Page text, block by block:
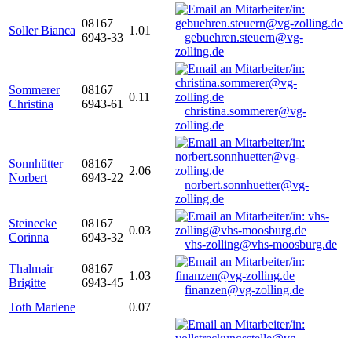
Soller Bianca
08167
6943-33
1.01
gebuehren.steuern@vg-
zolling.de
Sommerer
Christina
08167
6943-61
0.11
christina.sommerer@vg-
zolling.de
Sonnhütter
Norbert
08167
6943-22
2.06
norbert.sonnhuetter@vg-
zolling.de
Steinecke
Corinna
08167
6943-32
0.03
vhs-zolling@vhs-moosburg.de
Thalmair
Brigitte
08167
6943-45
1.03
finanzen@vg-zolling.de
Toth Marlene
0.07